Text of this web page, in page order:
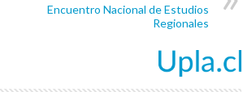
Encuentro Nacional de Estudios
Regionales